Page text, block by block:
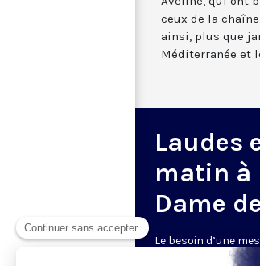
ceux de la
ainsi, plus que
Méditerranée et
Laudes
matin à
Dame
Le besoin d’une
la télévision a été